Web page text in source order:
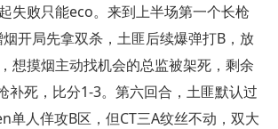
失败只能eco。来到上半场第一个长枪
开局先拿双杀，土匪后续爆弹打B，放
想摸烟主动找机会的总监被架死，剩余
补死，比分1-3。第六回合，土匪默认过
单人佯攻B区，但CT三A纹丝不动，双大